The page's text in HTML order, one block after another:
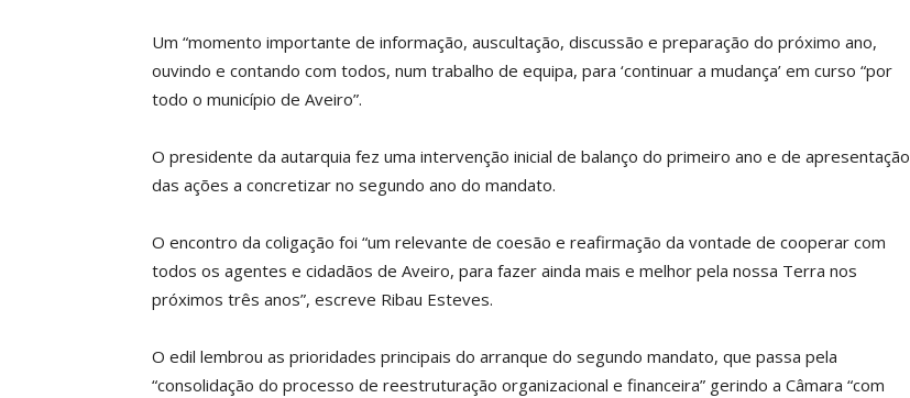
Um “momento importante de informação, auscultação, discussão e preparação do próximo ano,
ouvindo e contando com todos, num trabalho de equipa, para ‘continuar a mudança’ em curso “por
todo o município de Aveiro”.
O presidente da autarquia fez uma intervenção inicial de balanço do primeiro ano e de apresentação
das ações a concretizar no segundo ano do mandato.
O encontro da coligação foi “um relevante de coesão e reafirmação da vontade de cooperar com
todos os agentes e cidadãos de Aveiro, para fazer ainda mais e melhor pela nossa Terra nos
próximos três anos”, escreve Ribau Esteves.
O edil lembrou as prioridades principais do arranque do segundo mandato, que passa pela
“consolidação do processo de reestruturação organizacional e financeira” gerindo a Câmara “com